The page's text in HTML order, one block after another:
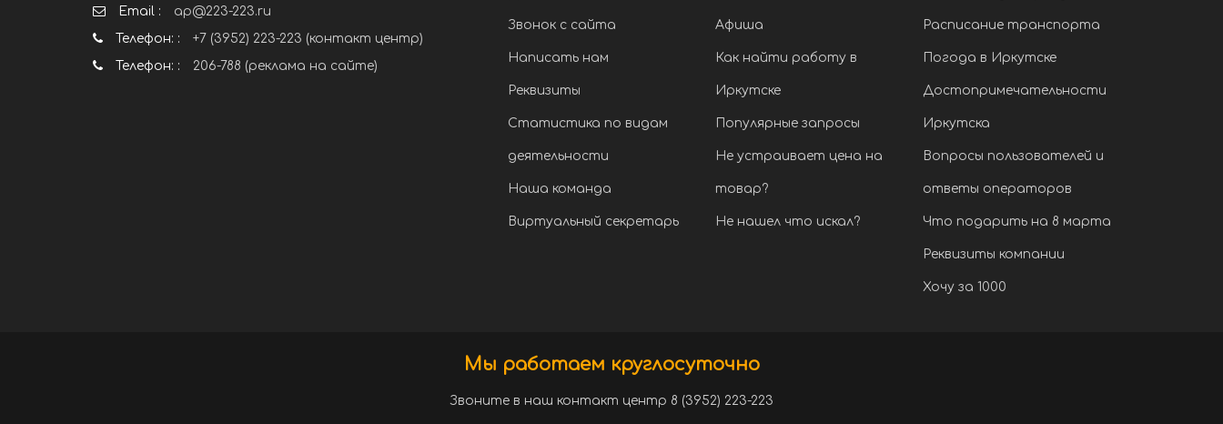
Email :
ap@223-223.ru
Телефон: :
+7 (3952) 223-223 (контакт центр)
Телефон: :
206-788 (реклама на сайте)
Звонок с сайта
Написать нам
Реквизиты
Статистика по видам
деятельности
Наша команда
Виртуальный секретарь
Афиша
Как найти работу в
Иркутске
Популярные запросы
Не устраивает цена на
товар?
Не нашел что искал?
Расписание транспорта
Погода в Иркутске
Достопримечательности
Иркутска
Вопросы пользователей и
ответы операторов
Что подарить на 8 марта
Реквизиты компании
Хочу за 1000
Мы работаем круглосуточно
Звоните в наш контакт центр 8 (3952) 223-223